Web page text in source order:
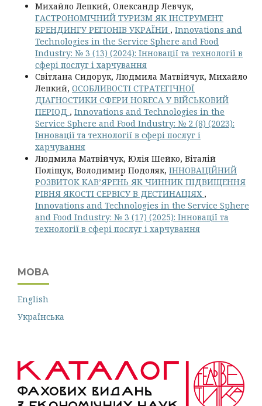
Михайло Лепкий, Олександр Левчук,
ГАСТРОНОМІЧНИЙ ТУРИЗМ ЯК ІНСТРУМЕНТ
БРЕНДИНГУ РЕГІОНІВ УКРАЇНИ , Innovations and
Technologies in the Service Sphere and Food
Industry: № 3 (13) (2024): Інновації та технології в
сфері послуг і харчування
Світлана Сидорук, Людмила Матвійчук, Михайло
Лепкий, ОСОБЛИВОСТІ СТРАТЕГІЧНОЇ
ДІАГНОСТИКИ СФЕРИ HORECA У ВІЙСЬКОВИЙ
ПЕРІОД , Innovations and Technologies in the
Service Sphere and Food Industry: № 2 (8) (2023):
Інновації та технології в сфері послуг і
харчування
Людмила Матвійчук, Юлія Шейко, Віталій
Поліщук, Володимир Подоляк, ІННОВАЦІЙНИЙ
РОЗВИТОК КАВ’ЯРЕНЬ ЯК ЧИННИК ПІДВИЩЕННЯ
РІВНЯ ЯКОСТІ СЕРВІСУ В ДЕСТИНАЦІЯХ ,
Innovations and Technologies in the Service Sphere
and Food Industry: № 3 (17) (2025): Інновації та
технології в сфері послуг і харчування
МОВА
English
Українська